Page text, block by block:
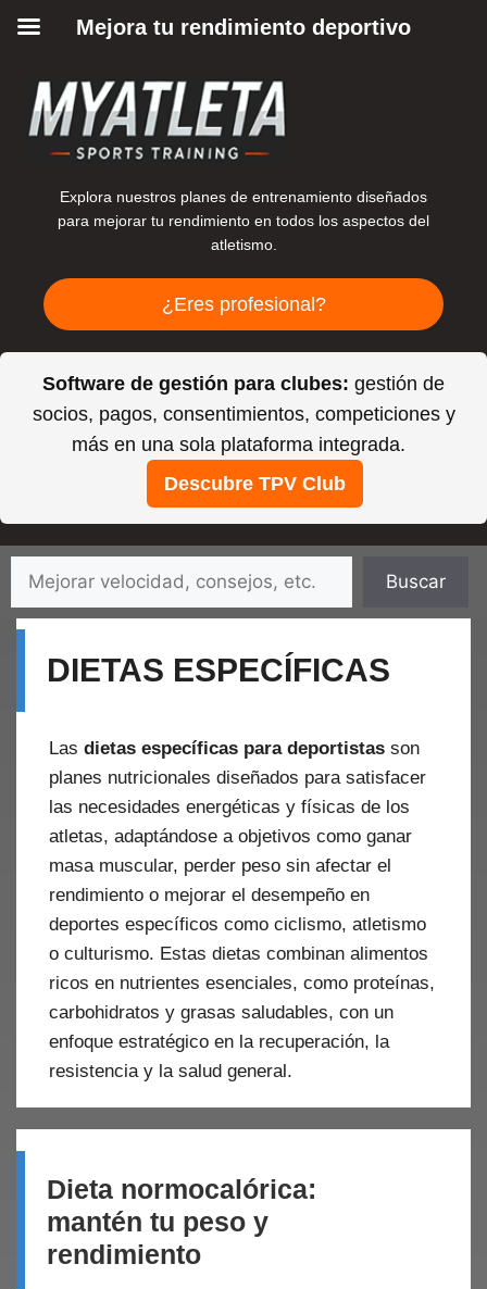
Explora nuestros planes de entrenamiento diseñados
para mejorar tu rendimiento en todos los aspectos del
atletismo.
¿Eres profesional?
Software de gestión para clubes: gestión de
socios, pagos, consentimientos, competiciones y
más en una sola plataforma integrada.
Descubre TPV Club
Saltar
contenido
Buscar
DIETAS ESPECÍFICAS
Las dietas específicas para deportistas son
planes nutricionales diseñados para satisfacer
las necesidades energéticas y físicas de los
atletas, adaptándose a objetivos como ganar
masa muscular, perder peso sin afectar el
rendimiento o mejorar el desempeño en
deportes específicos como ciclismo, atletismo
o culturismo. Estas dietas combinan alimentos
ricos en nutrientes esenciales, como proteínas,
carbohidratos y grasas saludables, con un
enfoque estratégico en la recuperación, la
resistencia y la salud general.
Dieta normocalórica:
mantén tu peso y
rendimiento
Mejora tu rendimiento deportivo